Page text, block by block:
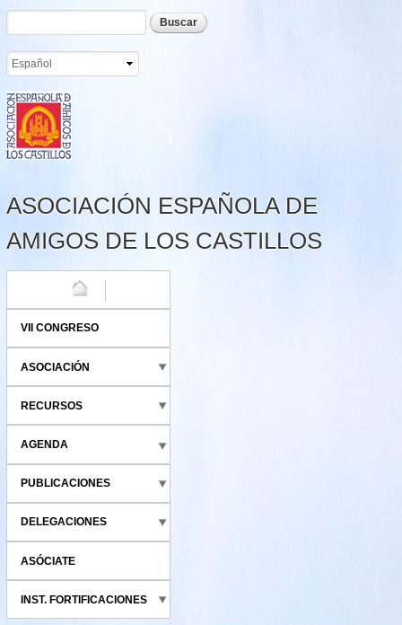
Pasar al
contenido
Formulario de búsqueda
Buscar
ASOCIACIÓN ESPAÑOLA DE
AMIGOS DE LOS CASTILLOS
VII CONGRESO
ASOCIACIÓN
RECURSOS
AGENDA
PUBLICACIONES
DELEGACIONES
ASÓCIATE
INST. FORTIFICACIONES